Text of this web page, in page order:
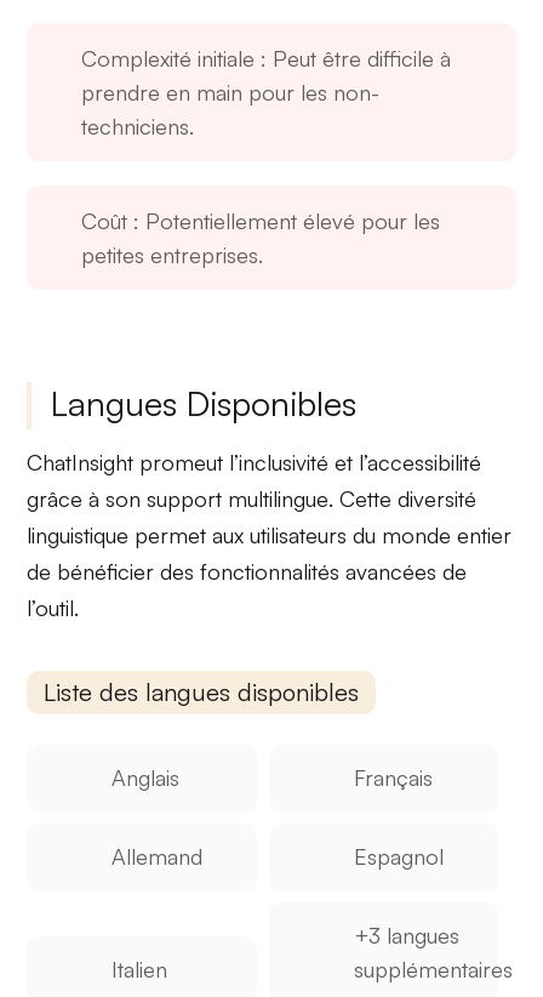
Complexité initiale : Peut être difficile à
prendre en main pour les non-
techniciens.
Coût : Potentiellement élevé pour les
petites entreprises.
Langues Disponibles
ChatInsight promeut l’inclusivité et l’accessibilité
grâce à sonsupport multilingue. Cette diversité
linguistique permet aux utilisateurs du monde entier
de bénéficier des fonctionnalités avancées de
l’outil.
Liste des langues disponibles
Anglais Français
Allemand Espagnol
Italien
+3 langues
supplémentaires